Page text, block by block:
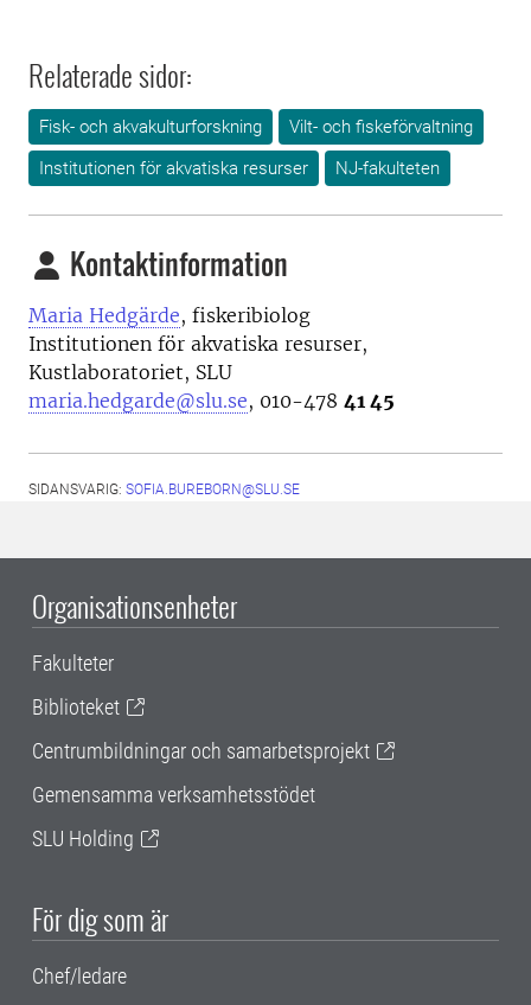
Relaterade sidor:
Fisk- och akvakulturforskning
Vilt- och fiskeförvaltning
Institutionen för akvatiska resurser
NJ-fakulteten
Kontaktinformation
Maria Hedgärde, fiskeribiolog
Institutionen för akvatiska resurser,
Kustlaboratoriet, SLU
maria.hedgarde@slu.se, 010-478 41 45
SIDANSVARIG: SOFIA.BUREBORN@SLU.SE
Organisationsenheter
Fakulteter
Biblioteket
Centrumbildningar och samarbetsprojekt
Gemensamma verksamhetsstödet
SLU Holding
För dig som är
Chef/ledare